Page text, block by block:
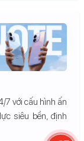
7 với cấu hình ấn
siêu bền, định